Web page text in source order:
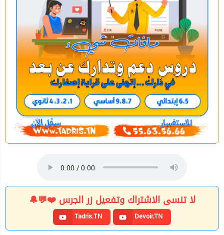
لا تنسى الاشتراك وتفعيل زر الجرس ❤️💬🔔
Tadris.TN Devoir.TN